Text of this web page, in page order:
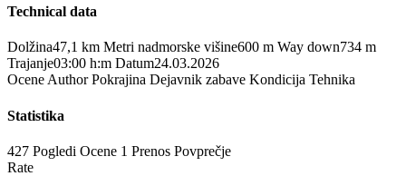
Technical data
Dolžina47,1 km Metri nadmorske višine600 m Way down734 m
Trajanje03:00 h:m Datum24.03.2026
Ocene Author Pokrajina Dejavnik zabave Kondicija Tehnika
Statistika
427 Pogledi Ocene 1 Prenos Povprečje
Rate